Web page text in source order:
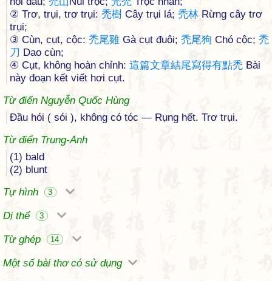
② Trơ, trụi, trơ trụi: 禿樹 Cây trụi lá; 禿林 Rừng cây trơ
trụi;
③ Cùn, cụt, cộc: 禿尾雞 Gà cụt đuôi; 禿尾狗 Chó cộc; 禿
刀 Dao cùn;
④ Cụt, không hoàn chỉnh: 這篇文章結尾寫得有點禿 Bài
này đoạn kết viết hơi cụt.
Từ điển Nguyễn Quốc Hùng
Đầu hói ( sói ), không có tóc — Rụng hết. Trơ trụi.
Từ điển Trung-Anh
(1) bald
(2) blunt
Tự hình
3
Dị thể 3
Từ ghép 14
Một số bài thơ có sử dụng